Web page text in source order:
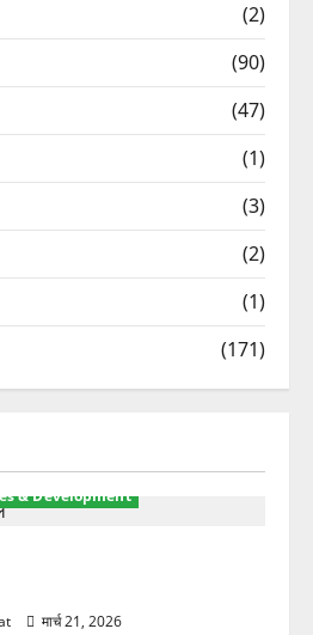
(2)
(90)
(47)
(1)
(3)
(2)
(1)
(171)
& Development
मार्च 21, 2026